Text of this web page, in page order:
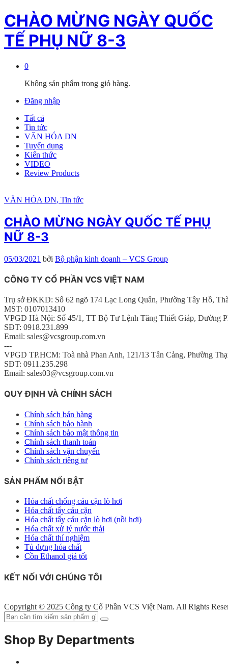
CHÀO MỪNG NGÀY QUỐC
TẾ PHỤ NỮ 8-3
0
Không sản phẩm trong giỏ hàng.
Đăng nhập
Tất cả
Tin tức
VĂN HÓA DN
Tuyển dụng
Kiến thức
VIDEO
Review Products
VĂN HÓA DN, Tin tức
CHÀO MỪNG NGÀY QUỐC TẾ PHỤ
NỮ 8-3
05/03/2021 bởi Bộ phận kinh doanh – VCS Group
CÔNG TY CỔ PHẦN VCS VIỆT NAM
Trụ sở ĐKKD: Số 62 ngõ 174 Lạc Long Quân, Phường Tây Hồ,
MST: 0107013410
VPGD Hà Nội: Số 45/1, TT Bộ Tư Lệnh Tăng Thiết Giáp, Đường
SĐT: 0918.231.899
Email: sales@vcsgroup.com.vn
---
VPGD TP.HCM: Toà nhà Phan Anh, 121/13 Tân Cảng, Phường
SĐT: 0911.235.298
Email: sales03@vcsgroup.com.vn
QUY ĐỊNH VÀ CHÍNH SÁCH
Chính sách bán hàng
Chính sách bảo hành
Chính sách bảo mật thông tin
Chính sách thanh toán
Chính sách vận chuyển
Chính sách riêng tư
SẢN PHẨM NỔI BẬT
Hóa chất chống cáu cặn lò hơi
Hóa chất tẩy cáu cặn
Hóa chất tẩy cáu cặn lò hơi (nồi hơi)
Hóa chất xử lý nước thải
Hóa chất thí nghiệm
Tủ đựng hóa chất
Cồn Ethanol giá tốt
KẾT NỐI VỚI CHÚNG TÔI
Copyright © 2025 Công ty Cổ Phần VCS Việt Nam. All Rights
Shop By Departments